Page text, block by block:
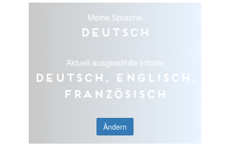
Meine Sprache
Deutsch
Aktuell ausgewählte Inhalte
Deutsch, Englisch,
Französisch
Ändern